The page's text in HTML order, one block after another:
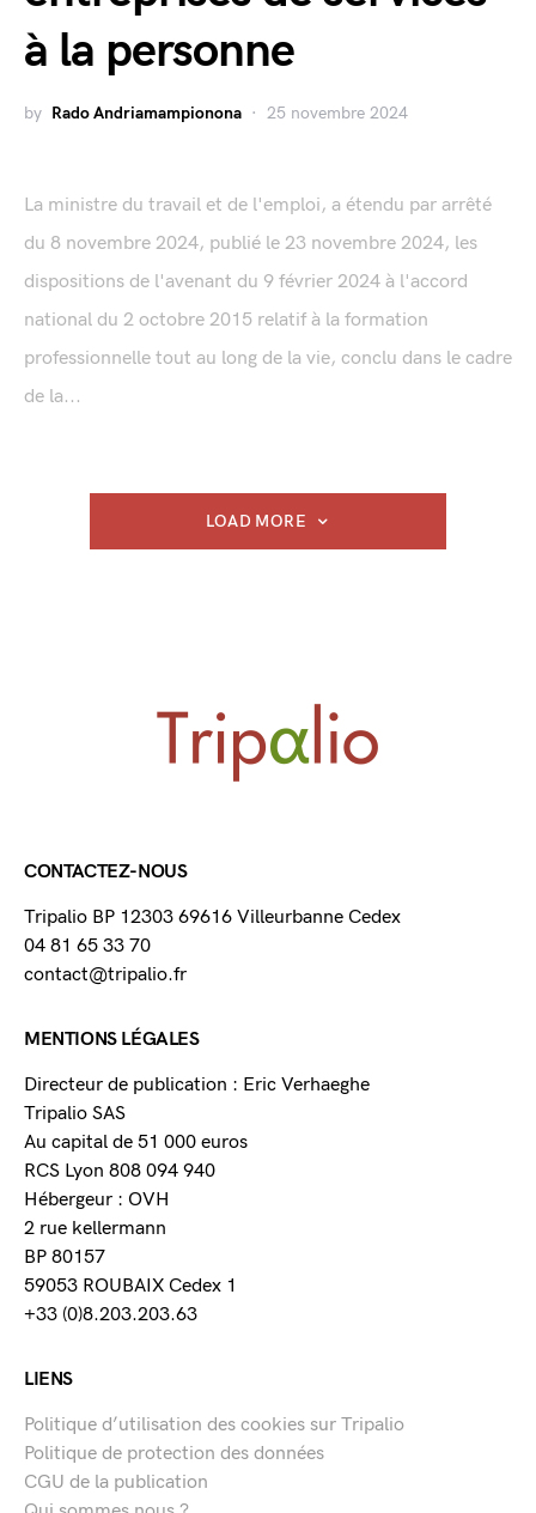
à la personne
by Rado Andriamampionona 25 novembre 2024
La ministre du travail et de l'emploi, a étendu par arrêté
du 8 novembre 2024, publié le 23 novembre 2024, les
dispositions de l'avenant du 9 février 2024 à l'accord
national du 2 octobre 2015 relatif à la formation
professionnelle tout au long de la vie, conclu dans le cadre
de la...
LOAD MORE
CONTACTEZ-NOUS
Tripalio BP 12303 69616 Villeurbanne Cedex
04 81 65 33 70
contact@tripalio.fr
MENTIONS LÉGALES
Directeur de publication : Eric Verhaeghe
Tripalio SAS
Au capital de 51 000 euros
RCS Lyon 808 094 940
Hébergeur : OVH
2 rue kellermann
BP 80157
59053 ROUBAIX Cedex 1
+33 (0)8.203.203.63
LIENS
Politique d’utilisation des cookies sur Tripalio
Politique de protection des données
CGU de la publication